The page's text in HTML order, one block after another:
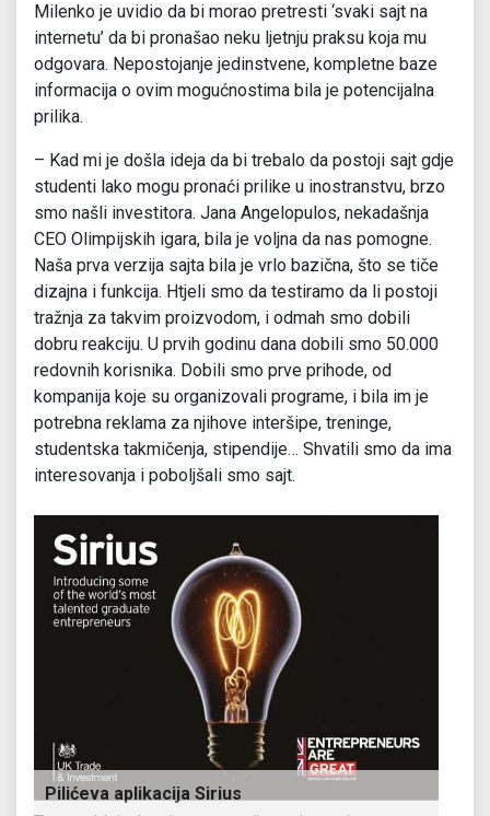
Milenko je uvidio da bi morao pretresti ‘svaki sajt na
internetu’ da bi pronašao neku ljetnju praksu koja mu
odgovara. Nepostojanje jedinstvene, kompletne baze
informacija o ovim mogućnostima bila je potencijalna
prilika.
– Kad mi je došla ideja da bi trebalo da postoji sajt gdje
studenti lako mogu pronaći prilike u inostranstvu, brzo
smo našli investitora. Jana Angelopulos, nekadašnja
CEO Olimpijskih igara, bila je voljna da nas pomogne.
Naša prva verzija sajta bila je vrlo bazična, što se tiče
dizajna i funkcija. Htjeli smo da testiramo da li postoji
tražnja za takvim proizvodom, i odmah smo dobili
dobru reakciju. U prvih godinu dana dobili smo 50.000
redovnih korisnika. Dobili smo prve prihode, od
kompanija koje su organizovali programe, i bila im je
potrebna reklama za njihove interšipe, treninge,
studentska takmičenja, stipendije… Shvatili smo da ima
interesovanja i poboljšali smo sajt.
Pilićeva aplikacija Sirius